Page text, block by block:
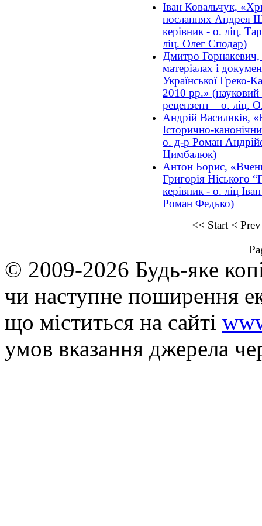
Іван Ковальчук,
посланнях Андрея
керівник - о. ліц.
ліц. Олег Сподар)
Дмитро
матеріалах і
Української Греко-
2010 рр.»
рецензент – о. ліц.
Андрій Василиків,
Історично-
о. д-р Роман
Цимбалюк)
Антон Борис,
Григорія Ніського
керівник - о. ліц
Роман Федько)
<< Start< Prev
© 2009-2026 Будь-яке
чи наступне поширення
що мiститься на сайті
умов вказання джерела